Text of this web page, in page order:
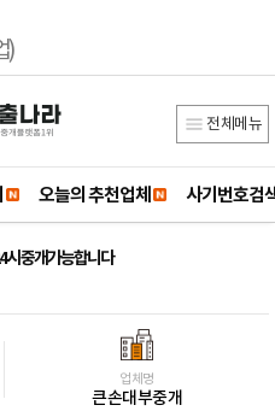
)
전체메뉴
오늘의 추천업체 사기번호검
시 중개가능합니다
업체명
큰손대부중개